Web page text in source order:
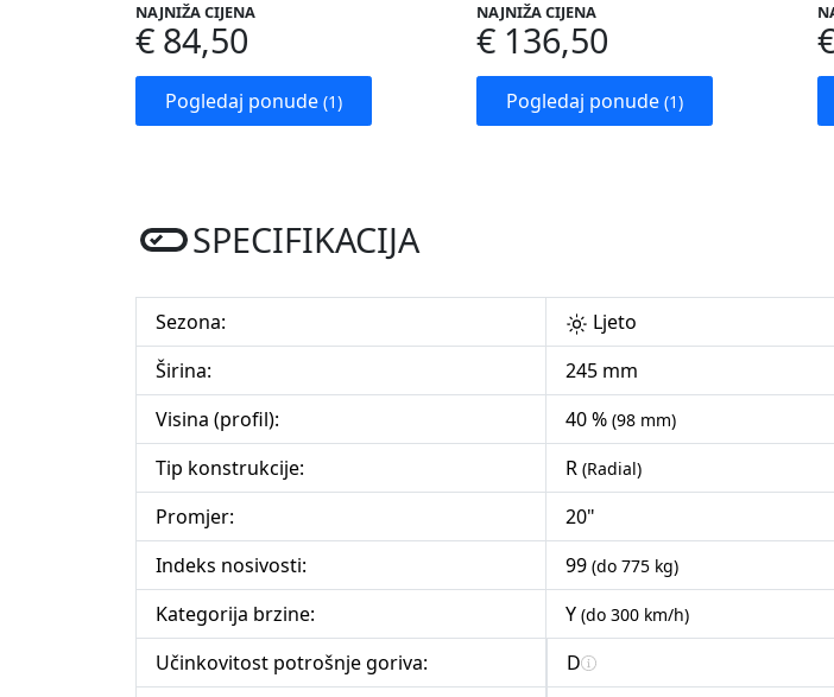
NAJNIŽA CIJENA
€ 84,50
Pogledaj ponude (1)
NAJNIŽA CIJENA
€ 136,50
Pogledaj ponude (1)
SPECIFIKACIJA
Sezona:
Ljeto
Širina:
245 mm
Visina (profil):
40 % (98 mm)
Tip konstrukcije: R (Radial)
Promjer:
20"
Indeks nosivosti:
99 (do 775 kg)
Kategorija brzine: Y (do 300 km/h)
Učinkovitost potrošnje goriva:
D